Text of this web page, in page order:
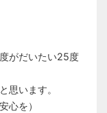
がだいたい25度
思います。
心を）